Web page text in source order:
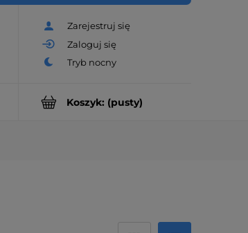
Zarejestruj się
Zaloguj się
Koszyk: (pusty)